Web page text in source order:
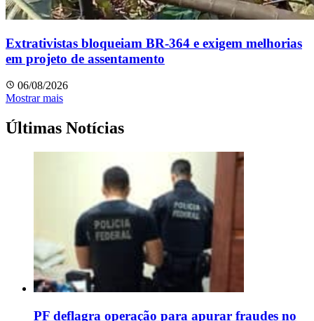
Extrativistas bloqueiam BR-364 e exigem melhorias
em projeto de assentamento
06/08/2026
Mostrar mais
Últimas Notícias
PF deflagra operação para apurar fraudes no